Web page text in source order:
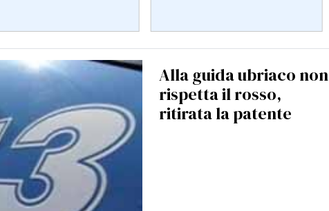
Alla guida ubriaco non
rispetta il rosso,
ritirata la patente